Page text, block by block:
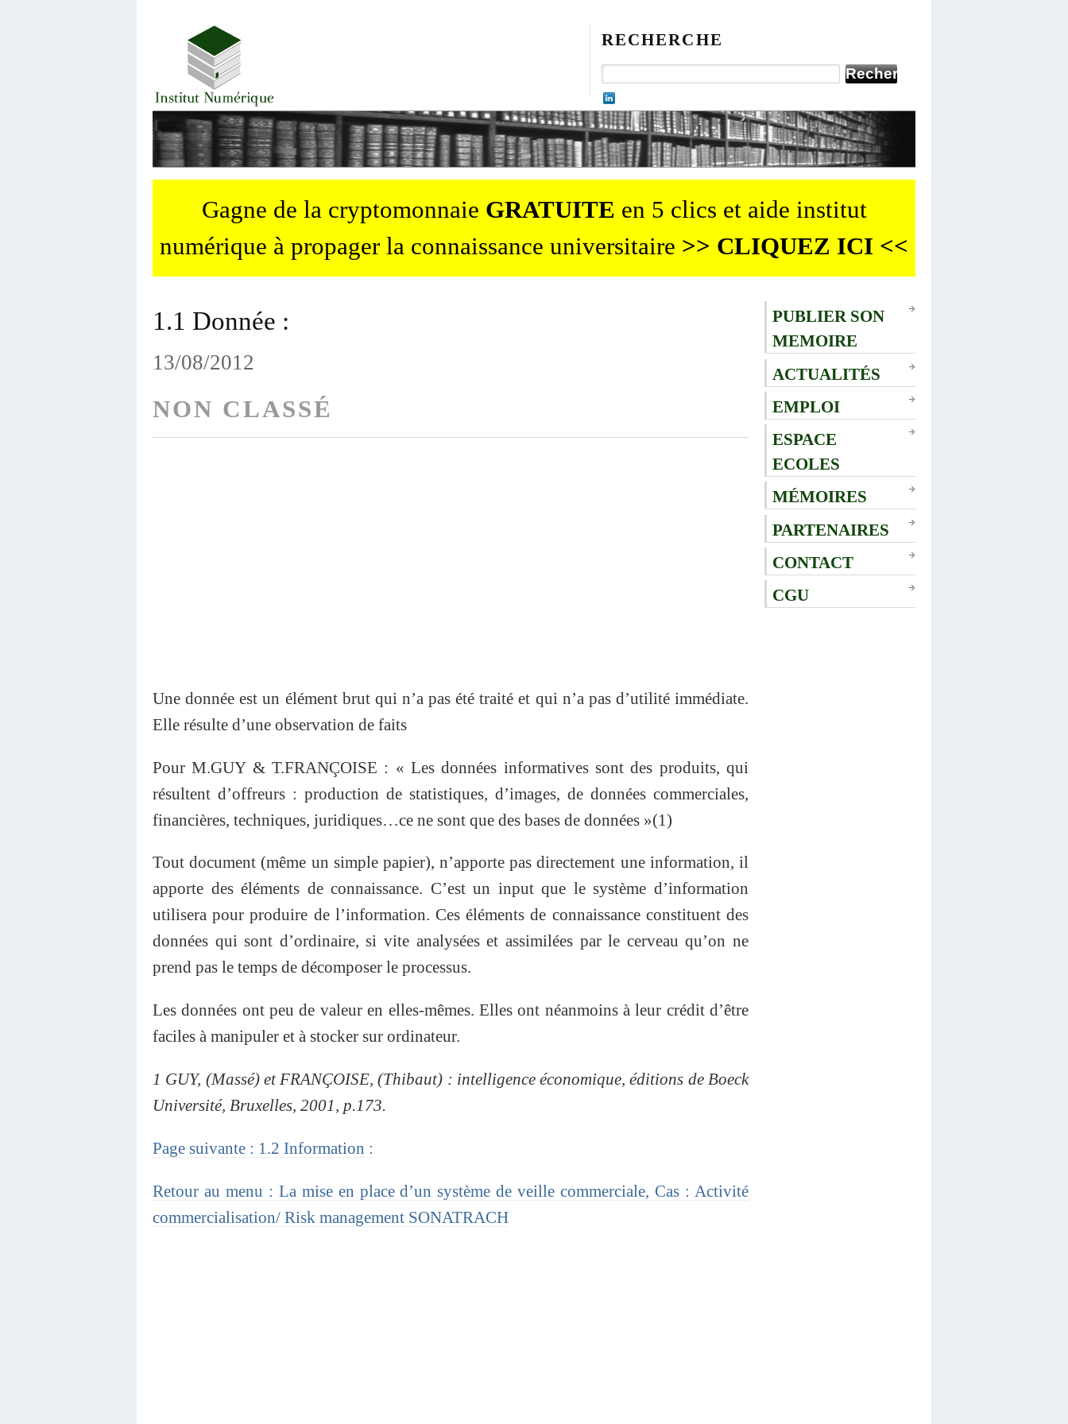
RECHERCHE
Gagne de la cryptomonnaie GRATUITE en 5 clics et aide institut
numérique à propager la connaissance universitaire >> CLIQUEZ ICI <<
1.1 Donnée :
13/08/2012
NON CLASSÉ
Une donnée est un élément brut qui n’a pas été traité et qui n’a pas d’utilité immédiate.
Elle résulte d’une observation de faits
Pour M.GUY & T.FRANÇOISE : « Les données informatives sont des produits, qui
résultent d’offreurs : production de statistiques, d’images, de données commerciales,
financières, techniques, juridiques…ce ne sont que des bases de données »(1)
Tout document (même un simple papier), n’apporte pas directement une information, il
apporte des éléments de connaissance. C’est un input que le système d’information
utilisera pour produire de l’information. Ces éléments de connaissance constituent des
données qui sont d’ordinaire, si vite analysées et assimilées par le cerveau qu’on ne
prend pas le temps de décomposer le processus.
Les données ont peu de valeur en elles-mêmes. Elles ont néanmoins à leur crédit d’être
faciles à manipuler et à stocker sur ordinateur.
1 GUY, (Massé) et FRANÇOISE, (Thibaut) : intelligence économique, éditions de Boeck
Université, Bruxelles, 2001, p.173.
Page suivante : 1.2 Information :
Retour au menu : La mise en place d’un système de veille commerciale, Cas : Activité
commercialisation/ Risk management SONATRACH
PUBLIER SON
MEMOIRE
ACTUALITÉS
EMPLOI
ESPACE
ECOLES
MÉMOIRES
PARTENAIRES
CONTACT
CGU